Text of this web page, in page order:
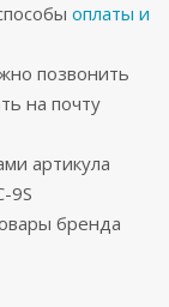
оплаты и
позвонить
на почту
артикула
9S
бренда